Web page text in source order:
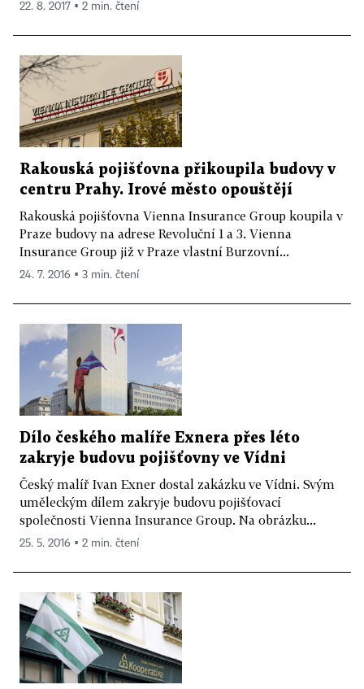
22. 8. 2017 ▪ 2 min. čtení
Rakouská pojišťovna přikoupila budovy v
centru Prahy. Irové město opouštějí
Rakouská pojišťovna Vienna Insurance Group koupila v
Praze budovy na adrese Revoluční 1 a 3. Vienna
Insurance Group již v Praze vlastní Burzovní...
24. 7. 2016 ▪ 3 min. čtení
Dílo českého malíře Exnera přes léto
zakryje budovu pojišťovny ve Vídni
Český malíř Ivan Exner dostal zakázku ve Vídni. Svým
uměleckým dílem zakryje budovu pojišťovací
společnosti Vienna Insurance Group. Na obrázku...
25. 5. 2016 ▪ 2 min. čtení